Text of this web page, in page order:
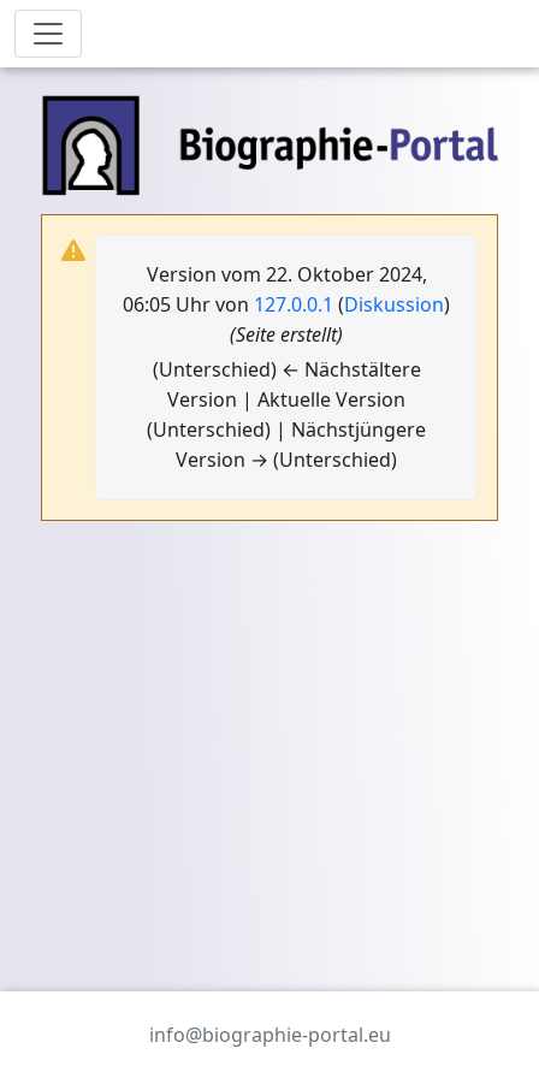
Version vom 22. Oktober 2024,
06:05 Uhr von 127.0.0.1 (Diskussion)
(Seite erstellt)
(Unterschied) ← Nächstältere
Version | Aktuelle Version
(Unterschied) | Nächstjüngere
Version → (Unterschied)
info@biographie-portal.eu